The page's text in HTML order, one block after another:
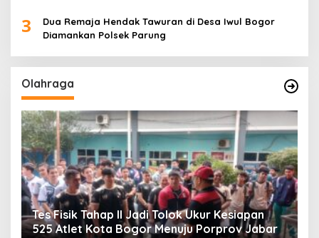
3
Dua Remaja Hendak Tawuran di Desa Iwul Bogor
Diamankan Polsek Parung
Olahraga
Tes Fisik Tahap II Jadi Tolok Ukur Kesiapan
525 Atlet Kota Bogor Menuju Porprov Jabar